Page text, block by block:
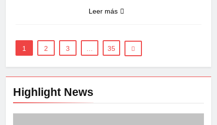
Highlight News
Leer más
1 2 3 35